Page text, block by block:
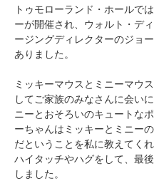
トゥモローランド・ホールで
ーが開催され、ウォルト・デ
ージングディレクターのジョ
ありました。
ミッキーマウスとミニーマウ
してご家族のみなさんに会い
ニーとおそろいのキュートな
ーちゃんはミッキーとミニー
だということを私に教えてくれ
ハイタッチやハグをして、最
しました。